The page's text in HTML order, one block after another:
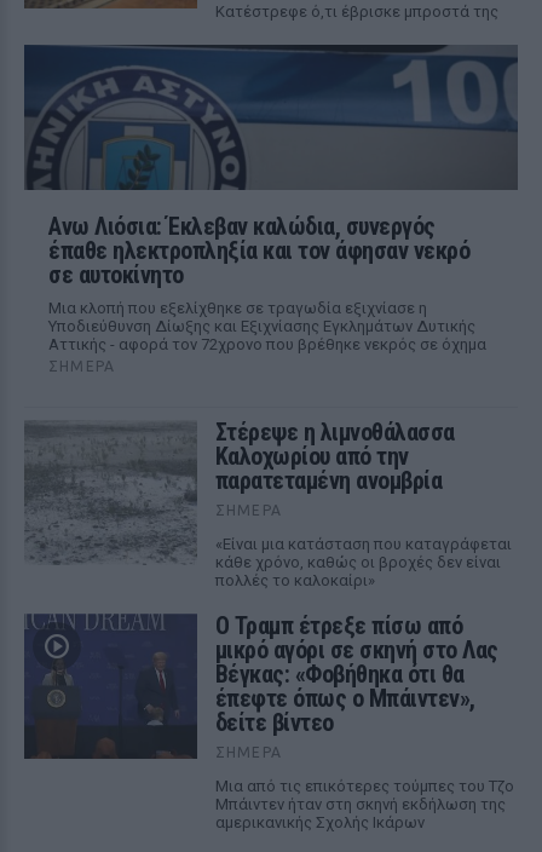
Κατέστρεφε ό,τι έβρισκε μπροστά της
Ανω Λιόσια: Έκλεβαν καλώδια, συνεργός
έπαθε ηλεκτροπληξία και τον άφησαν νεκρό
σε αυτοκίνητο
Μια κλοπή που εξελίχθηκε σε τραγωδία εξιχνίασε η
Υποδιεύθυνση Δίωξης και Εξιχνίασης Εγκλημάτων Δυτικής
Αττικής - αφορά τον 72χρονο που βρέθηκε νεκρός σε όχημα
ΣΉΜΕΡΑ
Στέρεψε η λιμνοθάλασσα
Καλοχωρίου από την
παρατεταμένη ανομβρία
ΣΉΜΕΡΑ
«Είναι μια κατάσταση που καταγράφεται
κάθε χρόνο, καθώς οι βροχές δεν είναι
πολλές το καλοκαίρι»
Ο Τραμπ έτρεξε πίσω από
μικρό αγόρι σε σκηνή στο Λας
Βέγκας: «Φοβήθηκα ότι θα
έπεφτε όπως ο Μπάιντεν»,
δείτε βίντεο
ΣΉΜΕΡΑ
Μια από τις επικότερες τούμπες του Τζο
Μπάιντεν ήταν στη σκηνή εκδήλωση της
αμερικανικής Σχολής Ικάρων